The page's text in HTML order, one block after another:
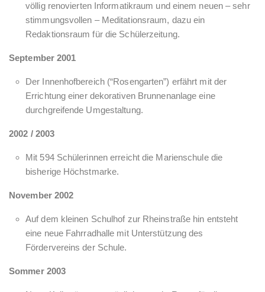
völlig renovierten Informatikraum und einem neuen – sehr
stimmungsvollen – Meditationsraum, dazu ein
Redaktionsraum für die Schülerzeitung.
September 2001
Der Innenhofbereich (“Rosengarten”) erfährt mit der
Errichtung einer dekorativen Brunnenanlage eine
durchgreifende Umgestaltung.
2002 / 2003
Mit 594 Schülerinnen erreicht die Marienschule die
bisherige Höchstmarke.
November 2002
Auf dem kleinen Schulhof zur Rheinstraße hin entsteht
eine neue Fahrradhalle mit Unterstützung des
Fördervereins der Schule.
Sommer 2003